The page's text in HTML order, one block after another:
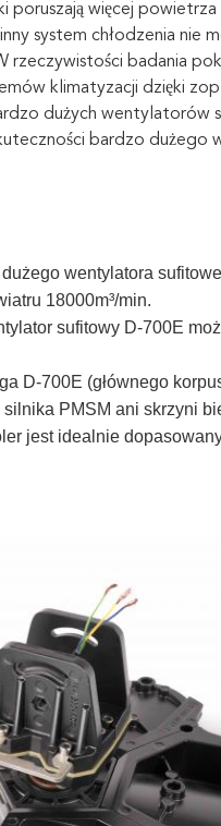
poruszają więcej
system chłodzenia nie
badania
klimatyzacji dzięki
dużych wentylatorów
bardzo dużego
wentylatora
18000m³/min.
sufitowy D-700E
D-700E (głównego
PMSM ani skrzyni
jest idealnie